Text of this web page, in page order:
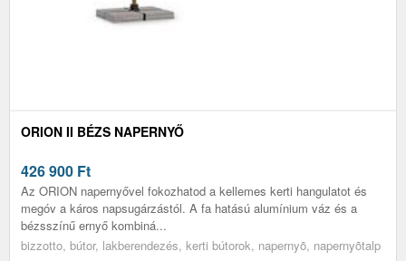
ORION II BÉZS NAPERNYŐ
426 900 Ft
Az ORION napernyővel fokozhatod a kellemes kerti hangulatot és
megóv a káros napsugárzástól. A fa hatású alumínium váz és a
bézsszínű ernyő kombiná...
bizzotto, bútor, lakberendezés, kerti bútorok, napernyõ, napernyõtalp